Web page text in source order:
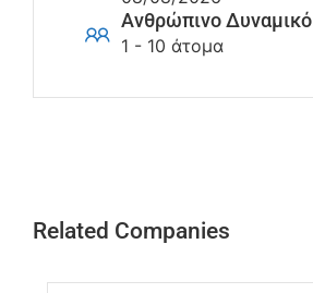
Ανθρώπινο Δυναμικό
1 - 10 άτομα
Related Companies